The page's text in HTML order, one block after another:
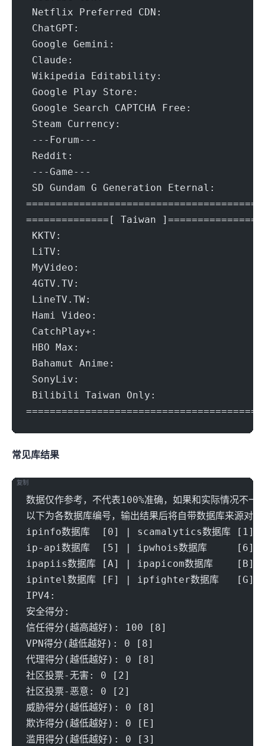
Netflix Preferred CDN:
ChatGPT:
Google Gemini:				Yes
Claude:
Wikipedia Editability:
Google Play Store:
Google Search CAPTCHA Free:
Steam Currency:
---Forum---
Reddit:
---Game---
SD Gundam G Generation Eternal:
=======================================
==============[ Taiwan ]===============
KKTV:
LiTV:					Failed
MyVideo:
4GTV.TV:
LineTV.TW:				Failed
Hami Video:
CatchPlay+:
HBO Max:				Yes
Bahamut Anime:				Yes
SonyLiv:				No
Bilibili Taiwan Only:
=======================================
常见IP库结果
数据仅作参考，不代表100%准确，如果和实际情况不一
以下为各数据库编号，输出结果后将自带数据库来源对应
ipinfo数据库  [0] | scamalytics数据库
ip-api数据库  [5] | ipwhois数据库
ipapiis数据库 [A] | ipapicom数据库
ipintel数据库 [F] | ipfighter数据库
IPV4:
安全得分:
信任得分(越高越好): 100 [8]
VPN得分(越低越好): 0 [8]
代理得分(越低越好): 0 [8]
社区投票-无害: 0 [2]
社区投票-恶意: 0 [2]
威胁得分(越低越好): 0 [8]
欺诈得分(越低越好): 0 [E]
滥用得分(越低越好): 0 [3]
复制